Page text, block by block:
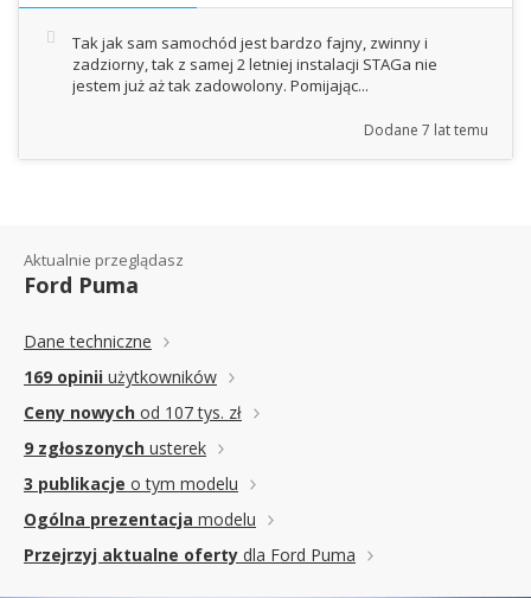
Tak jak sam samochód jest bardzo fajny, zwinny i
zadziorny, tak z samej 2 letniej instalacji STAGa nie
jestem już aż tak zadowolony. Pomijając...
Dodane 7 lat temu
Aktualnie przeglądasz
Ford Puma
Dane techniczne
169 opinii użytkowników
Ceny nowych od 107 tys. zł
9 zgłoszonych usterek
3 publikacje o tym modelu
Ogólna prezentacja modelu
Przejrzyj aktualne oferty dla Ford Puma